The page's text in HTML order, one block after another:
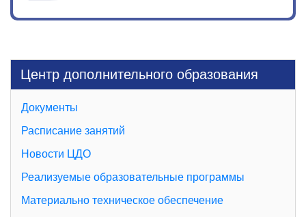
Центр дополнительного образования
Документы
Расписание занятий
Новости ЦДО
Реализуемые образовательные программы
Материально техническое обеспечение